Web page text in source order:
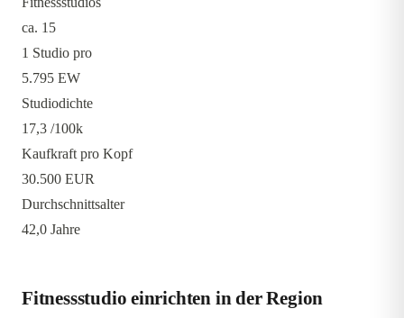
ca. 15
1 Studio pro
5.795 EW
Studiodichte
17,3 /100k
Kaufkraft pro Kopf
30.500 EUR
Durchschnittsalter
42,0 Jahre
Fitnessstudio einrichten in der Region